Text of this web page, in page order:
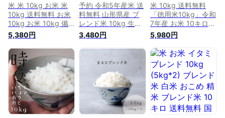
米 米 10kg お米 米
10kg 送料無料 お米
10kg お米 10kg 備
蓄米 ブレンド米 米
10キロ お米10キロ
R3年産 お米 10キロ
米 10キロ 白米 白米
10kg 白米10キロ 白
米 10キロ 政府備蓄
米 生活応援米 10キ
ロ 備蓄 国産 ご飯 安
い 激安 10kg お得 お
得米
5,380円
予約 令和5年産米 送
料無料 山形県産 ブ
レンド米 10kg 生活
応援 たらふく米 37
国内産 10割 使用十
キロ お米おこめ 白
米 はくまい
3,480円
米 10kg 送料無料
「徳用米10kg」令和
7年産 お米 10キロ
白米 精米 ブレンド
米 小分け不可 ※北海
道.東北.沖縄配送不
可
5,980円